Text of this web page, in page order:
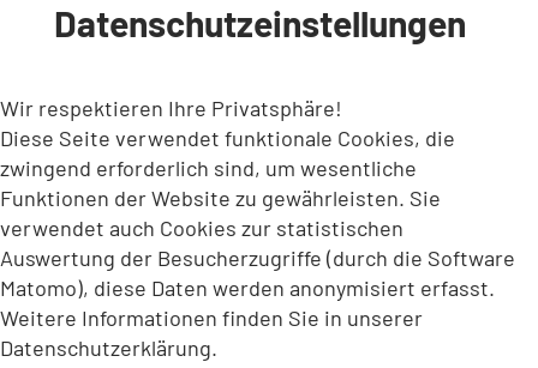
INHALT ANSPRINGEN
Datenschutzeinstellungen
Wir respektieren Ihre Privatsphäre!
Diese Seite verwendet funktionale Cookies, die
zwingend erforderlich sind, um wesentliche
Funktionen der Website zu gewährleisten. Sie
verwendet auch Cookies zur statistischen
Auswertung der Besucherzugriffe (durch die Software
Matomo), diese Daten werden anonymisiert erfasst.
Weitere Informationen finden Sie in unserer
Datenschutzerklärung.